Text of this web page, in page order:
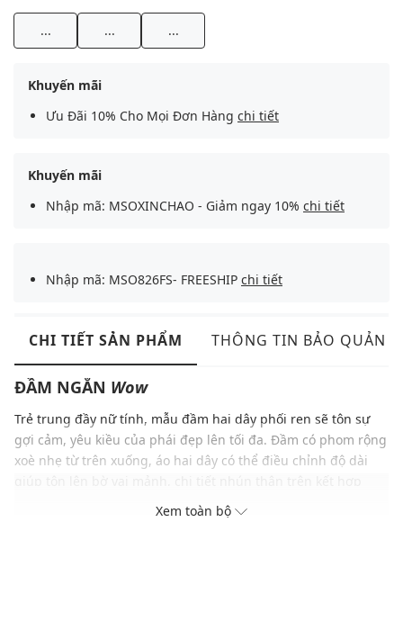
... ... ...
Khuyến mãi
Ưu Đãi 10% Cho Mọi Đơn Hàng chi tiết
Khuyến mãi
Nhập mã: MSOXINCHAO - Giảm ngay 10% chi tiết
Nhập mã: MSO826FS- FREESHIP chi tiết
CHI TIẾT SẢN PHẨM THÔNG TIN BẢO QUẢN
ĐẦM NGẮN Wow
Trẻ trung đầy nữ tính, mẫu đầm hai dây phối ren sẽ tôn sự
gợi cảm, yêu kiều của phái đẹp lên tối đa. Đầm có phom rộng
xoè nhẹ từ trên xuống, áo hai dây có thể điều chỉnh độ dài
cùng dây nơ giữa phần xẻ V trước ngực tăng thêm sự cuốn
hút, tinh tế và sành điệu. Chất liệu cotton 100% thoáng mát
Xem toàn bộ